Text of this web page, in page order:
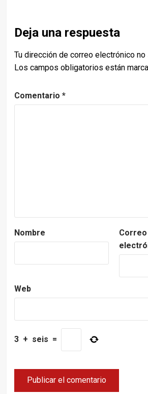
Deja una respuesta
Tu dirección de correo electrónico no
Los campos obligatorios están
Comentario *
Nombre
Correo
Web
3 + seis =